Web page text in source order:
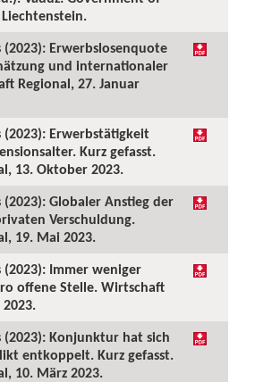
Erwerbslosenquote
und internationaler
Regional, 27. Januar
Erwerbstätigkeit
Kurz gefasst.
13. Oktober 2023.
Globaler Anstieg der
Verschuldung.
19. Mai 2023.
Immer weniger
offene Stelle. Wirtschaft
Konjunktur hat sich
entkoppelt. Kurz gefasst.
10. März 2023.